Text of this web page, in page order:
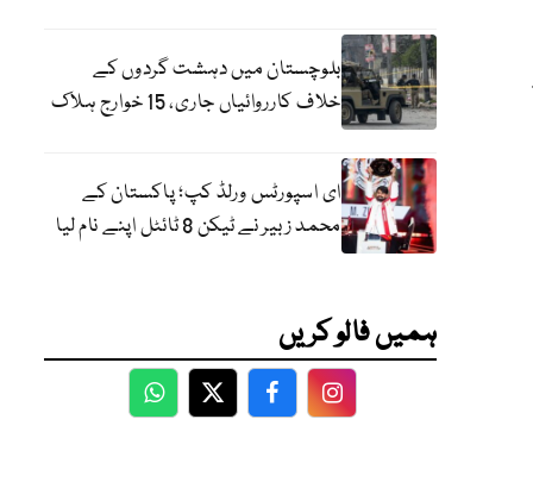
بلوچستان میں دہشت گردوں کے
خلاف کارروائیاں جاری، 15 خوارج ہلاک
ای اسپورٹس ورلڈ کپ؛ پاکستان کے
محمد زبیر نے ٹیکن 8 ٹائٹل اپنے نام لیا
ہمیں فالو کریں
WhatsApp
TwitterFacebookFacebook